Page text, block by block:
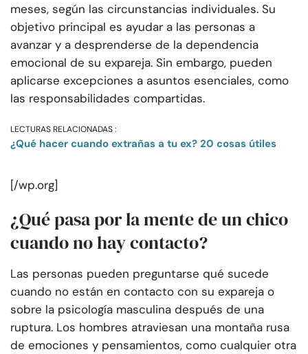
meses, según las circunstancias individuales. Su
objetivo principal es ayudar a las personas a
avanzar y a desprenderse de la dependencia
emocional de su expareja. Sin embargo, pueden
aplicarse excepciones a asuntos esenciales, como
las responsabilidades compartidas.
LECTURAS RELACIONADAS :
¿Qué hacer cuando extrañas a tu ex? 20 cosas útiles
[/wp.org]
¿Qué pasa por la mente de un chico
cuando no hay contacto?
Las personas pueden preguntarse qué sucede
cuando no están en contacto con su expareja o
sobre la psicología masculina después de una
ruptura. Los hombres atraviesan una montaña rusa
de emociones y pensamientos, como cualquier otra